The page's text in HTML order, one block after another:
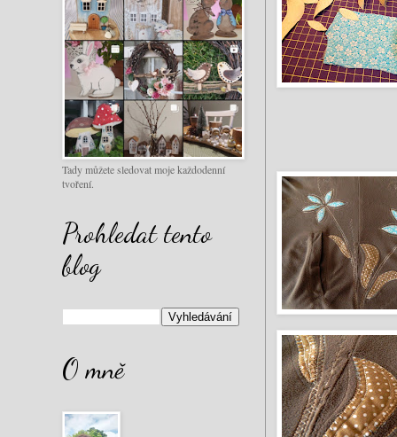
Tady můžete sledovat moje každodenní
tvoření.
Prohledat tento
blog
O mně